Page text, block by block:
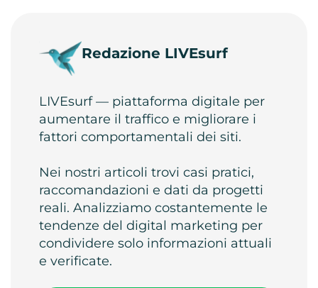
Redazione LIVEsurf
LIVEsurf — piattaforma digitale per
aumentare il traffico e migliorare i
fattori comportamentali dei siti.
Nei nostri articoli trovi casi pratici,
raccomandazioni e dati da progetti
reali. Analizziamo costantemente le
tendenze del digital marketing per
condividere solo informazioni attuali
e verificate.